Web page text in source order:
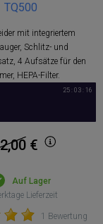
TQ500
mit integriertem
Schlitz- und
4 Aufsätze für den
HEPA-Filter.
25 : 03 : 15
€
Auf Lager
Lieferzeit
1 Bewertung